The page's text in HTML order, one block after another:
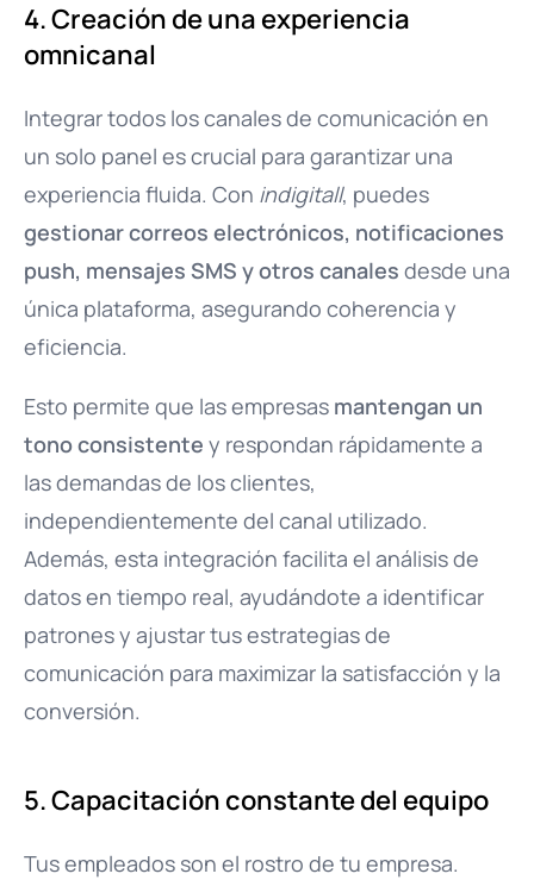
4. Creación de una experiencia
omnicanal
Integrar todos los canales de comunicación en
un solo panel es crucial para garantizar una
experiencia fluida. Con indigitall, puedes
gestionar correos electrónicos, notificaciones
push, mensajes SMS y otros canales desde una
única plataforma, asegurando coherencia y
eficiencia.
Esto permite que las empresas mantengan un
tono consistente y respondan rápidamente a
las demandas de los clientes,
independientemente del canal utilizado.
Además, esta integración facilita el análisis de
datos en tiempo real, ayudándote a identificar
patrones y ajustar tus estrategias de
comunicación para maximizar la satisfacción y la
conversión.
5. Capacitación constante del equipo
Tus empleados son el rostro de tu empresa.